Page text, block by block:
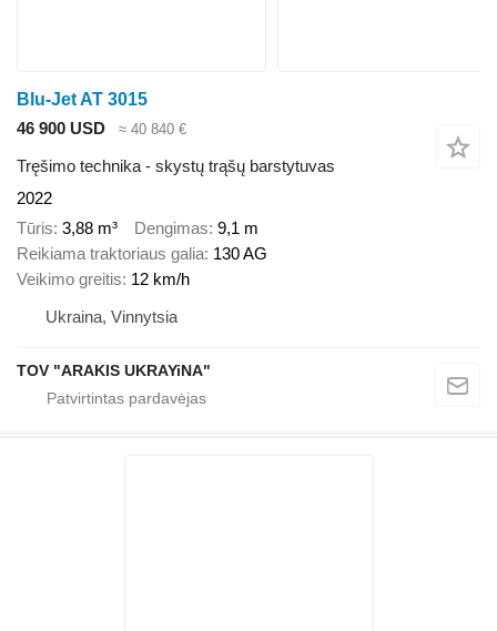
Blu-Jet AT 3015
46 900 USD
≈ 40 840 €
Tręšimo technika - skystų trąšų barstytuvas
2022
Tūris 3,88 m³ Dengimas 9,1 m
Reikiama traktoriaus galia 130 AG
Veikimo greitis 12 km/h
Ukraina, Vinnytsia
TOV "ARAKIS UKRAYiNA"